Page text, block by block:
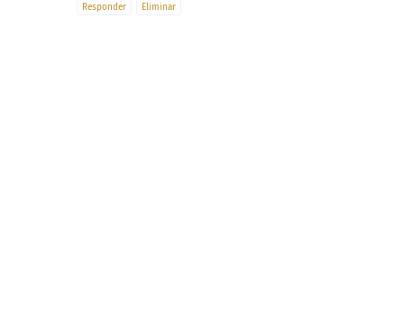
Responder Eliminar